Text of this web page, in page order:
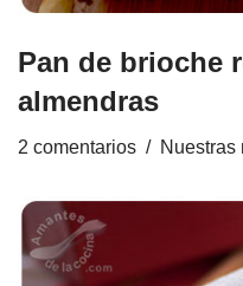
Pan de brioche
almendras
2 comentarios Nuestras